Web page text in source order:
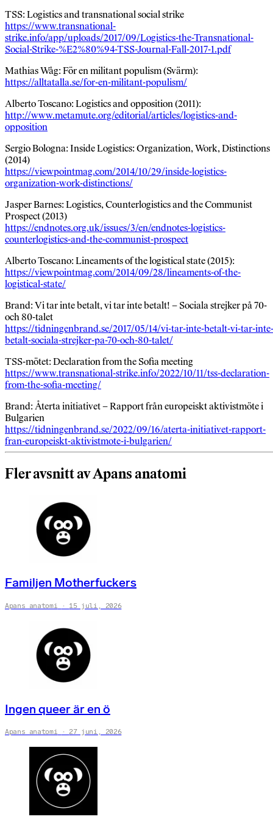
TSS: Logistics and transnational social strike
https://www.transnational-
strike.info/app/uploads/2017/09/Logistics-the-Transnational-
Social-Strike-%E2%80%94-TSS-Journal-Fall-2017-1.pdf
Mathias Wåg: För en militant populism (Svärm):
https://alltatalla.se/for-en-militant-populism/
Alberto Toscano: Logistics and opposition (2011):
http://www.metamute.org/editorial/articles/logistics-and-
opposition
Sergio Bologna: Inside Logistics: Organization, Work, Distinctions
(2014)
https://viewpointmag.com/2014/10/29/inside-logistics-
organization-work-distinctions/
Jasper Barnes: Logistics, Counterlogistics and the Communist
Prospect (2013)
https://endnotes.org.uk/issues/3/en/endnotes-logistics-
counterlogistics-and-the-communist-prospect
Alberto Toscano: Lineaments of the logistical state (2015):
https://viewpointmag.com/2014/09/28/lineaments-of-the-
logistical-state/
Brand: Vi tar inte betalt, vi tar inte betalt! – Sociala strejker på 70-
och 80-talet
https://tidningenbrand.se/2017/05/14/vi-tar-inte-betalt-vi-tar-inte-
betalt-sociala-strejker-pa-70-och-80-talet/
TSS-mötet: Declaration from the Sofia meeting
https://www.transnational-strike.info/2022/10/11/tss-declaration-
from-the-sofia-meeting/
Brand: Återta initiativet – Rapport från europeiskt aktivistmöte i
Bulgarien
https://tidningenbrand.se/2022/09/16/aterta-initiativet-rapport-
fran-europeiskt-aktivistmote-i-bulgarien/
Fler avsnitt av Apans anatomi
Familjen Motherfuckers
Apans anatomi 15 juli, 2026
Ingen queer är en ö
Apans anatomi 27 juni, 2026